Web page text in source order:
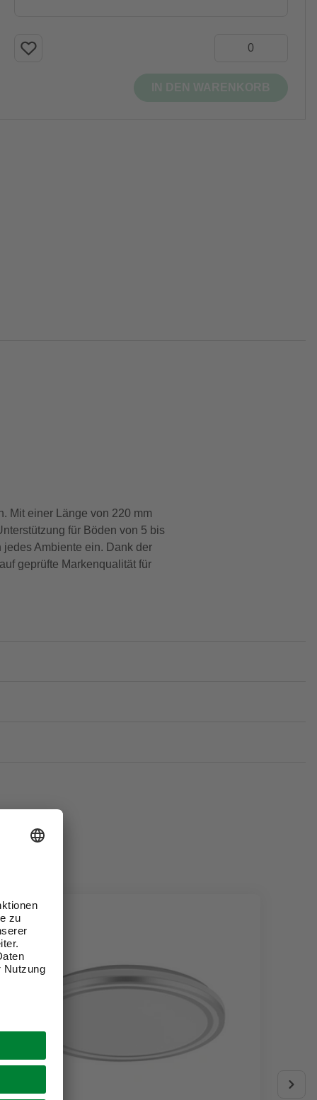
Mit einer Länge von 220 mm
für Böden von 5 bis
Ambiente ein. Dank der
geprüfte Markenqualität für